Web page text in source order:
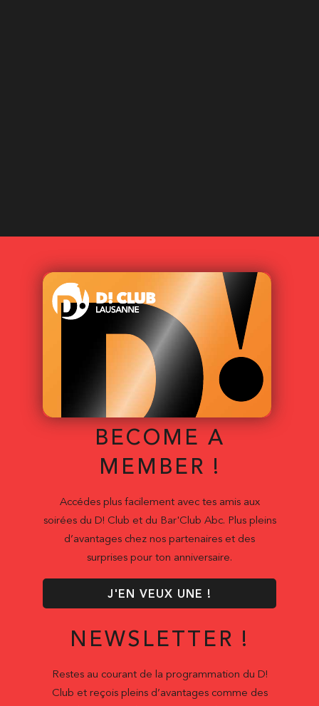
BECOME A
MEMBER !
Accédes plus facilement avec tes amis aux
soirées du D! Club et du Bar'Club Abc. Plus pleins
d’avantages chez nos partenaires et des
surprises pour ton anniversaire.
J'EN VEUX UNE !
NEWSLETTER !
Restes au courant de la programmation du D!
Club et reçois pleins d’avantages comme des